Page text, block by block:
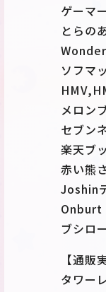
ゲーマ
とらの
ソフマ
メロン
セブン
楽天ブ
赤い熊
Joshin
ブシロ
【通販
タワー